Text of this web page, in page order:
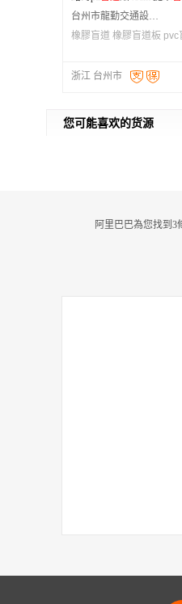
台州市龍勤交通設施有限公司
橡膠盲道 橡膠盲道板 pvc
浙江 台州市
您可能喜欢的货源
阿里巴巴為您找到3